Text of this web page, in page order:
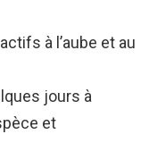
à l’aube et au
jours à
et